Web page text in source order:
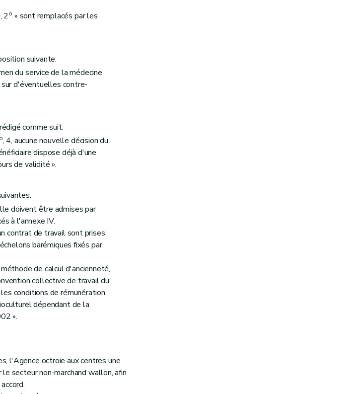
2o » sont remplacés par les
suivante:
du service de la médecine
sur d'éventuelles contre-
comme suit:
o, 4, aucune nouvelle décision du
dispose déjà d'une
de validité ».
doivent être admises par
à l'annexe IV.
contrat de travail sont prises
barémiques fixés par
de calcul d'ancienneté,
collective de travail du
conditions de rémunération
dépendant de la
».
l'Agence octroie aux centres une
secteur non-marchand wallon, afin